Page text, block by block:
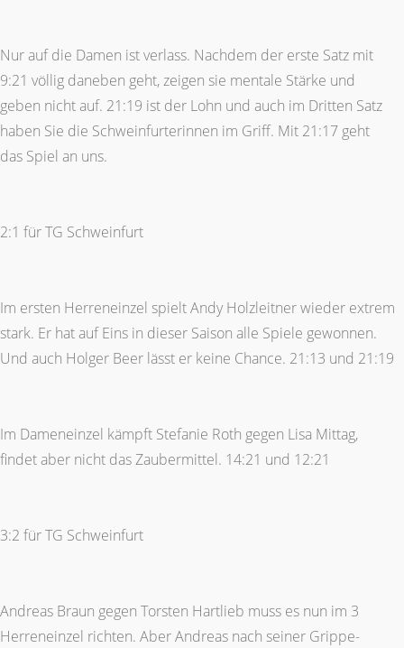
Nur auf die Damen ist verlass. Nachdem der erste Satz mit
9:21 völlig daneben geht, zeigen sie mentale Stärke und
geben nicht auf. 21:19 ist der Lohn und auch im Dritten Satz
haben Sie die Schweinfurterinnen im Griff. Mit 21:17 geht
das Spiel an uns.
2:1 für TG Schweinfurt
Im ersten Herreneinzel spielt Andy Holzleitner wieder extrem
stark. Er hat auf Eins in dieser Saison alle Spiele gewonnen.
Und auch Holger Beer lässt er keine Chance. 21:13 und 21:19
Im Dameneinzel kämpft Stefanie Roth gegen Lisa Mittag,
findet aber nicht das Zaubermittel. 14:21 und 12:21
3:2 für TG Schweinfurt
Andreas Braun gegen Torsten Hartlieb muss es nun im 3
Herreneinzel richten. Aber Andreas nach seiner Grippe-